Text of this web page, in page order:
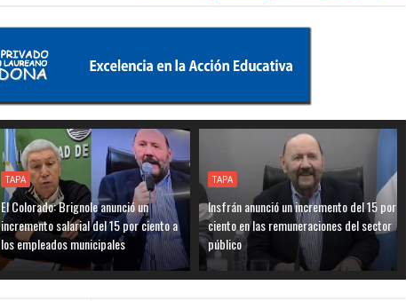
TAPA
El Colorado: Brignole anunció un
incremento salarial del 15 por ciento a
los empleados municipales
TAPA
Insfrán anunció un incremento del 15 por
ciento en las remuneraciones del sector
público